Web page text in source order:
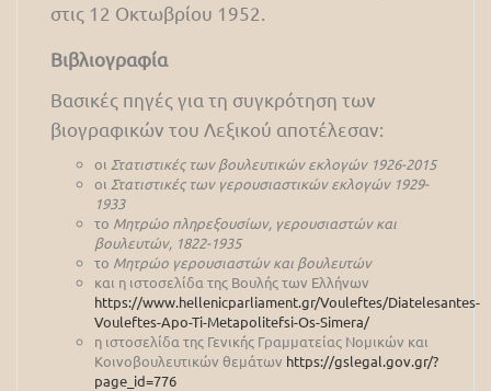
στις 12 Οκτωβρίου 1952.
Βιβλιογραφία
Βασικές πηγές για τη συγκρότηση των
βιογραφικών του Λεξικού αποτέλεσαν:
οι Στατιστικές των βουλευτικών εκλογών 1926-2015
οι Στατιστικές των γερουσιαστικών εκλογών 1929-
1933
το Μητρώο πληρεξουσίων, γερουσιαστών και
βουλευτών, 1822-1935
το Μητρώο γερουσιαστών και βουλευτών
και η ιστοσελίδα της Βουλής των Ελλήνων
https://www.hellenicparliament.gr/Vouleftes/Diatelesantes-
Vouleftes-Apo-Ti-Metapolitefsi-Os-Simera/
η ιστοσελίδα της Γενικής Γραμματείας Νομικών και
Κοινοβουλευτικών θεμάτων https://gslegal.gov.gr/?
page_id=776